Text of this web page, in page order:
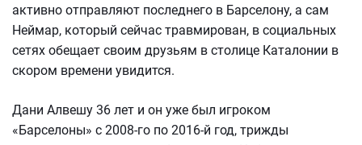
активно отправляют последнего в Барселону, а сам
Неймар, который сейчас травмирован, в социальных
сетях обещает своим друзьям в столице Каталонии в
скором времени увидится.
Дани Алвешу 36 лет и он уже был игроком
«Барселоны» с 2008-го по 2016-й год, трижды